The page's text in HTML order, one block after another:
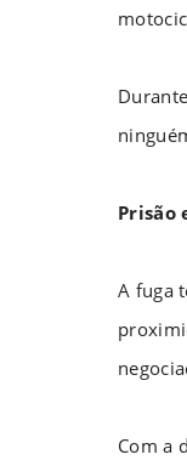
Prisão
A fuga
Com a